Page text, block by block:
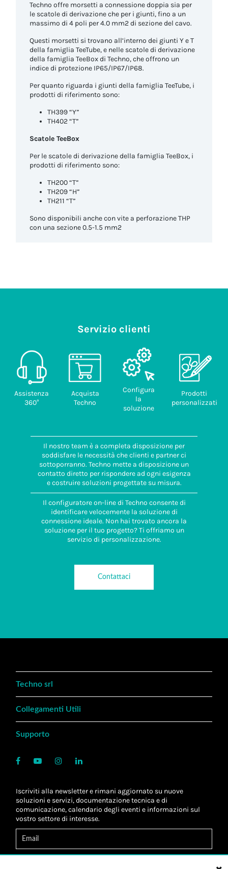
Techno offre morsetti a connessione doppia sia per
le scatole di derivazione che per i giunti, fino a un
massimo di 4 poli per 4.0 mm2 di sezione del cavo.
Questi morsetti si trovano all’interno dei giunti Y e T
della famiglia TeeTube, e nelle scatole di derivazione
della famiglia TeeBox di Techno, che offrono un
indice di protezione IP65/IP67/IP68.
Per quanto riguarda i giunti della famiglia TeeTube, i
prodotti di riferimento sono:
TH399 “Y”
TH402 “T”
Scatole TeeBox
Per le scatole di derivazione della famiglia TeeBox, i
prodotti di riferimento sono:
TH200 “T”
TH209 “H”
TH211 “T”
Sono disponibili anche con vite a perforazione THP
con una sezione 0.5-1.5 mm2
Servizio clienti
Assistenza
360°
Acquista
Techno
Configura
la
soluzione
Prodotti
personalizzati
Il nostro team è a completa disposizione per
soddisfare le necessità che clienti e partner ci
sottoporranno. Techno mette a disposizione un
contatto diretto per rispondere ad ogni esigenza
e costruire soluzioni progettate su misura.
Il configuratore on-line di Techno consente di
identificare velocemente la soluzione di
connessione ideale. Non hai trovato ancora la
soluzione per il tuo progetto? Ti offriamo un
servizio di personalizzazione.
Contattaci
Techno srl
Collegamenti Utili
Supporto
Iscriviti alla newsletter e rimani aggiornato su nuove
soluzioni e servizi, documentazione tecnica e di
comunicazione, calendario degli eventi e informazioni sul
vostro settore di interesse.